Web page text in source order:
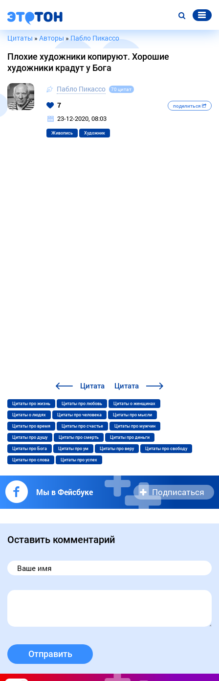
Цитаты » Авторы »Пабло Пикассо
Плохие художники копируют. Хорошие
художники крадут у Бога
Пабло Пикассо 70 цитат
7 поделиться
23-12-2020, 08:03
Живопись Художник
Цитата Цитата
Цитаты про жизнь Цитаты про любовь Цитаты о женщинах
Цитаты о людях Цитаты про человека Цитаты про мысли
Цитаты про время Цитаты про счастье Цитаты про мужчин
Цитаты про душу Цитаты про смерть Цитаты про деньги
Цитаты про Бога Цитаты про ум Цитаты про веру Цитаты про свободу
Цитаты про слова Цитаты про успех
Мы в Фейсбуке Подписаться
Оставить комментарий
Отправить